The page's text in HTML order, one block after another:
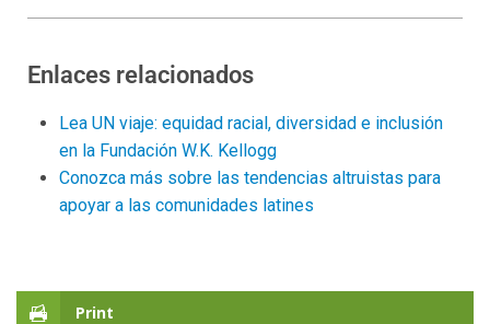
Enlaces relacionados
Lea UN viaje: equidad racial, diversidad e inclusión
en la Fundación W.K. Kellogg
Conozca más sobre las tendencias altruistas para
apoyar a las comunidades latines
Print